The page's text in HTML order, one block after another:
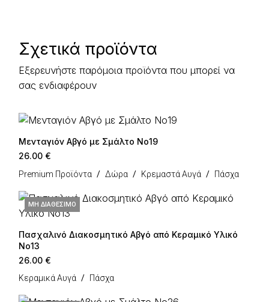
Σχετικά προϊόντα
Εξερευνήστε παρόμοια προϊόντα που μπορεί να
σας ενδιαφέρουν
Μενταγιόν Αβγό με Σμάλτο Νο19
26.00 €
Premium Προϊόντα Δώρα Κρεμαστά Αυγά Πάσχα
ΜΗ ΔΙΑΘΈΣΙΜΟ
Πασχαλινό Διακοσμητικό Αβγό από Κεραμικό Υλικό
Νο13
26.00 €
Κεραμικά Αυγά Πάσχα